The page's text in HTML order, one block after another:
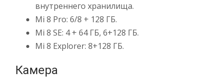
внутреннего хранилища.
Mi 8 Pro: 6/8 + 128 ГБ.
Mi 8 SE: 4 + 64 ГБ, 6+128 ГБ.
Mi 8 Explorer: 8+128 ГБ.
Камера